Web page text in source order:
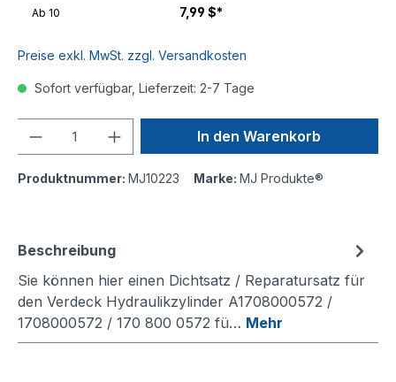
Ab 10 7,99 $*
Preise exkl. MwSt. zzgl. Versandkosten
Sofort verfügbar, Lieferzeit: 2-7 Tage
In den Warenkorb
Produktnummer: MJ10223 Marke: MJ Produkte®
Beschreibung
Sie können hier einen Dichtsatz / Reparatursatz für
den Verdeck Hydraulikzylinder A1708000572 /
1708000572 / 170 800 0572 fü… Mehr